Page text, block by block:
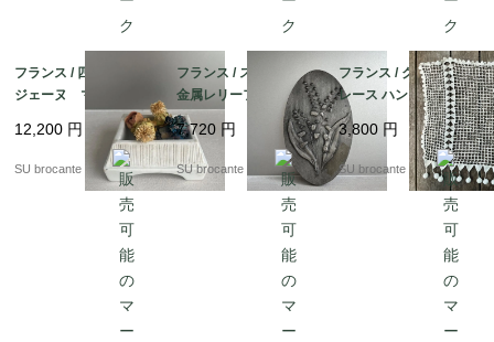
フランス / 四角いピロ
ジェーヌ マッチ入
12,200 円
SU brocante
フランス / スズランの
金属レリーフ
7,720 円
SU brocante
フランス / クロッシェ
レース ハンドメイド
3,800 円
SU brocante